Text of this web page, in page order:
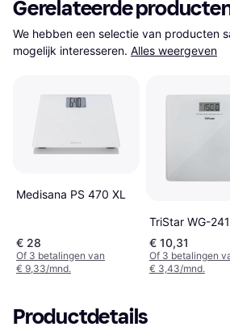
Gerelateerde
We hebben een selectie van producten
mogelijk interesseren. Alles weergeven
Medisana PS 470 XL
€ 28
Of 3 betalingen van
€ 9,33/mnd.
TriStar WG-
€ 10,31
Of 3 betalingen
€ 3,43/mnd.
Productdetails